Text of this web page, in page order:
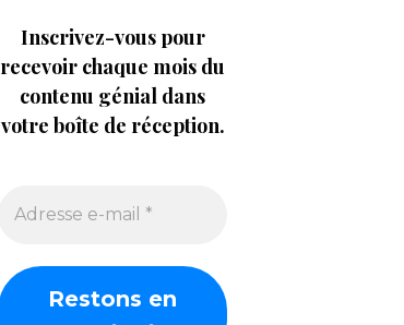
Inscrivez-vous pour
recevoir chaque mois du
contenu génial dans
votre boîte de réception.